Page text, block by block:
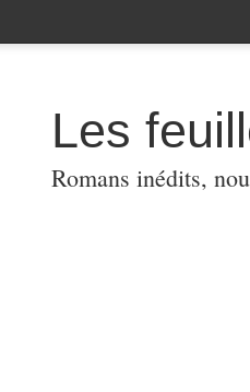
Les
Romans inédits,